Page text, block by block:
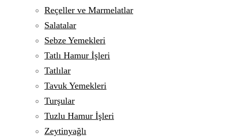
Reçeller ve Marmelatlar
Salatalar
Sebze Yemekleri
Tatlı Hamur İşleri
Tatlılar
Tavuk Yemekleri
Turşular
Tuzlu Hamur İşleri
Zeytinyağlı